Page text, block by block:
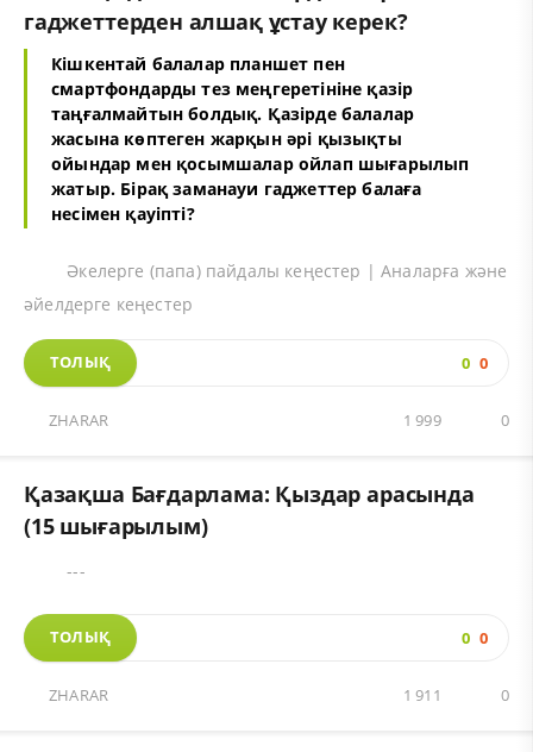
гаджеттерден алшақ ұстау керек?
Кішкентай балалар планшет пен
смартфондарды тез меңгеретініне қазір
таңғалмайтын болдық. Қазірде балалар
жасына көптеген жарқын әрі қызықты
ойындар мен қосымшалар ойлап шығарылып
жатыр. Бірақ заманауи гаджеттер балаға
несімен қауіпті?
Әкелерге (папа) пайдалы кеңестер | Аналарға және
әйелдерге кеңестер
ТОЛЫҚ 0 0
ZHARAR 0
1 999
Қазақша Бағдарлама: Қыздар арасында
(15 шығарылым)
---
ТОЛЫҚ 0 0
ZHARAR 0
1 911